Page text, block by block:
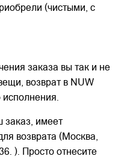
(чистыми, с
заказа вы так и не
возврат в NUW
исполнения.
заказ, имеет
возврата (Москва,
). Просто отнесите